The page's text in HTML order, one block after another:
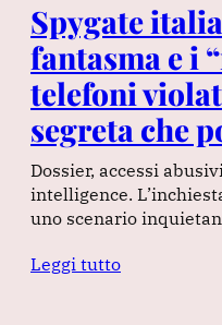
Spygate
fantasma e i
telefoni
segreta che
Dossier, accessi
intelligence.
uno scenario
Leggi tutto